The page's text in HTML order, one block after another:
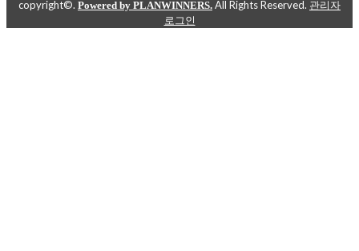
copyright©. Powered by PLANWINNERS. All Rights Reserved. 관리자
로그인